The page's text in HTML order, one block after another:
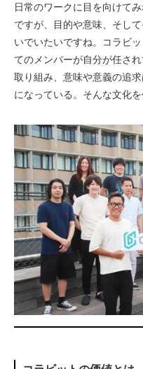
日常のワークに目を向けて
ですが、目的や意味、そし
いでいたいですね。コラビ
てのメンバーが自分が任さ
取り組み、意味や意義の追
になっている。そんな文化を